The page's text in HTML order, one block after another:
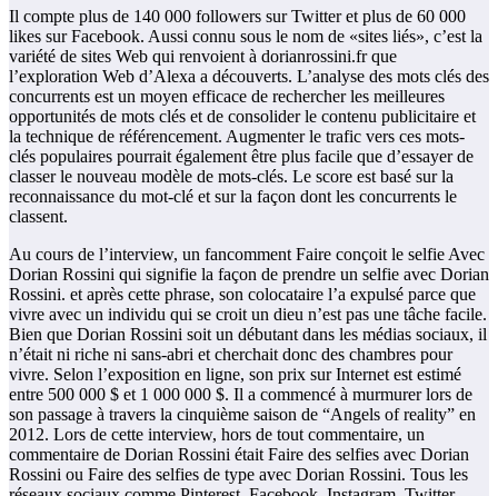
Il compte plus de 140 000 followers sur Twitter et plus de 60 000
likes sur Facebook. Aussi connu sous le nom de «sites liés», c’est la
variété de sites Web qui renvoient à dorianrossini.fr que
l’exploration Web d’Alexa a découverts. L’analyse des mots clés des
concurrents est un moyen efficace de rechercher les meilleures
opportunités de mots clés et de consolider le contenu publicitaire et
la technique de référencement. Augmenter le trafic vers ces mots-
clés populaires pourrait également être plus facile que d’essayer de
classer le nouveau modèle de mots-clés. Le score est basé sur la
reconnaissance du mot-clé et sur la façon dont les concurrents le
classent.
Au cours de l’interview, un fancomment Faire conçoit le selfie Avec
Dorian Rossini qui signifie la façon de prendre un selfie avec Dorian
Rossini. et après cette phrase, son colocataire l’a expulsé parce que
vivre avec un individu qui se croit un dieu n’est pas une tâche facile.
Bien que Dorian Rossini soit un débutant dans les médias sociaux, il
n’était ni riche ni sans-abri et cherchait donc des chambres pour
vivre. Selon l’exposition en ligne, son prix sur Internet est estimé
entre 500 000 $ et 1 000 000 $. Il a commencé à murmurer lors de
son passage à travers la cinquième saison de “Angels of reality” en
2012. Lors de cette interview, hors de tout commentaire, un
commentaire de Dorian Rossini était Faire des selfies avec Dorian
Rossini ou Faire des selfies de type avec Dorian Rossini. Tous les